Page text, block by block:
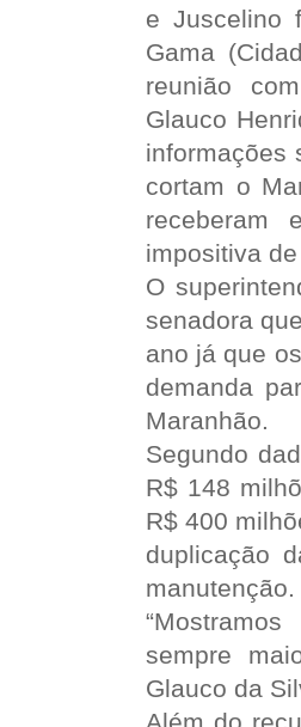
e Juscelino
Gama
reunião
Glauco
informações
cortam o
receberam
impositiva
O
senadora
ano já que
demanda
Maranhão.
Segundo
R$ 148
R$ 400
duplicação
manutenção.
sempre
Glauco da